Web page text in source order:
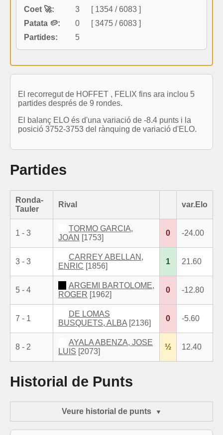
Coet 🚀:
3
[ 1354 / 6083 ]
Patata 🥔:
0
[ 3475 / 6083 ]
Partides:
5
El recorregut de HOFFET , FELIX fins ara inclou 5
partides després de 9 rondes.
El balanç ELO és d'una variació de -8.4 punts i la
posició 3752-3753 del rànquing de variació d'ELO.
Partides
Ronda-
Tauler
Rival var.Elo
1 - 3
TORMO GARCIA,
JOAN [1753]
0 -24.00
3 - 3
CARREY ABELLAN,
ENRIC [1856]
1 21.60
5 - 4
ARGEMI BARTOLOME,
ROGER [1962]
0 -12.80
7 - 1
DE LOMAS
BUSQUETS, ALBA [2136]
0 -5.60
8 - 2
AYALA ABENZA, JOSE
LUIS [2073]
½ 12.40
Historial de Punts
Veure historial de punts